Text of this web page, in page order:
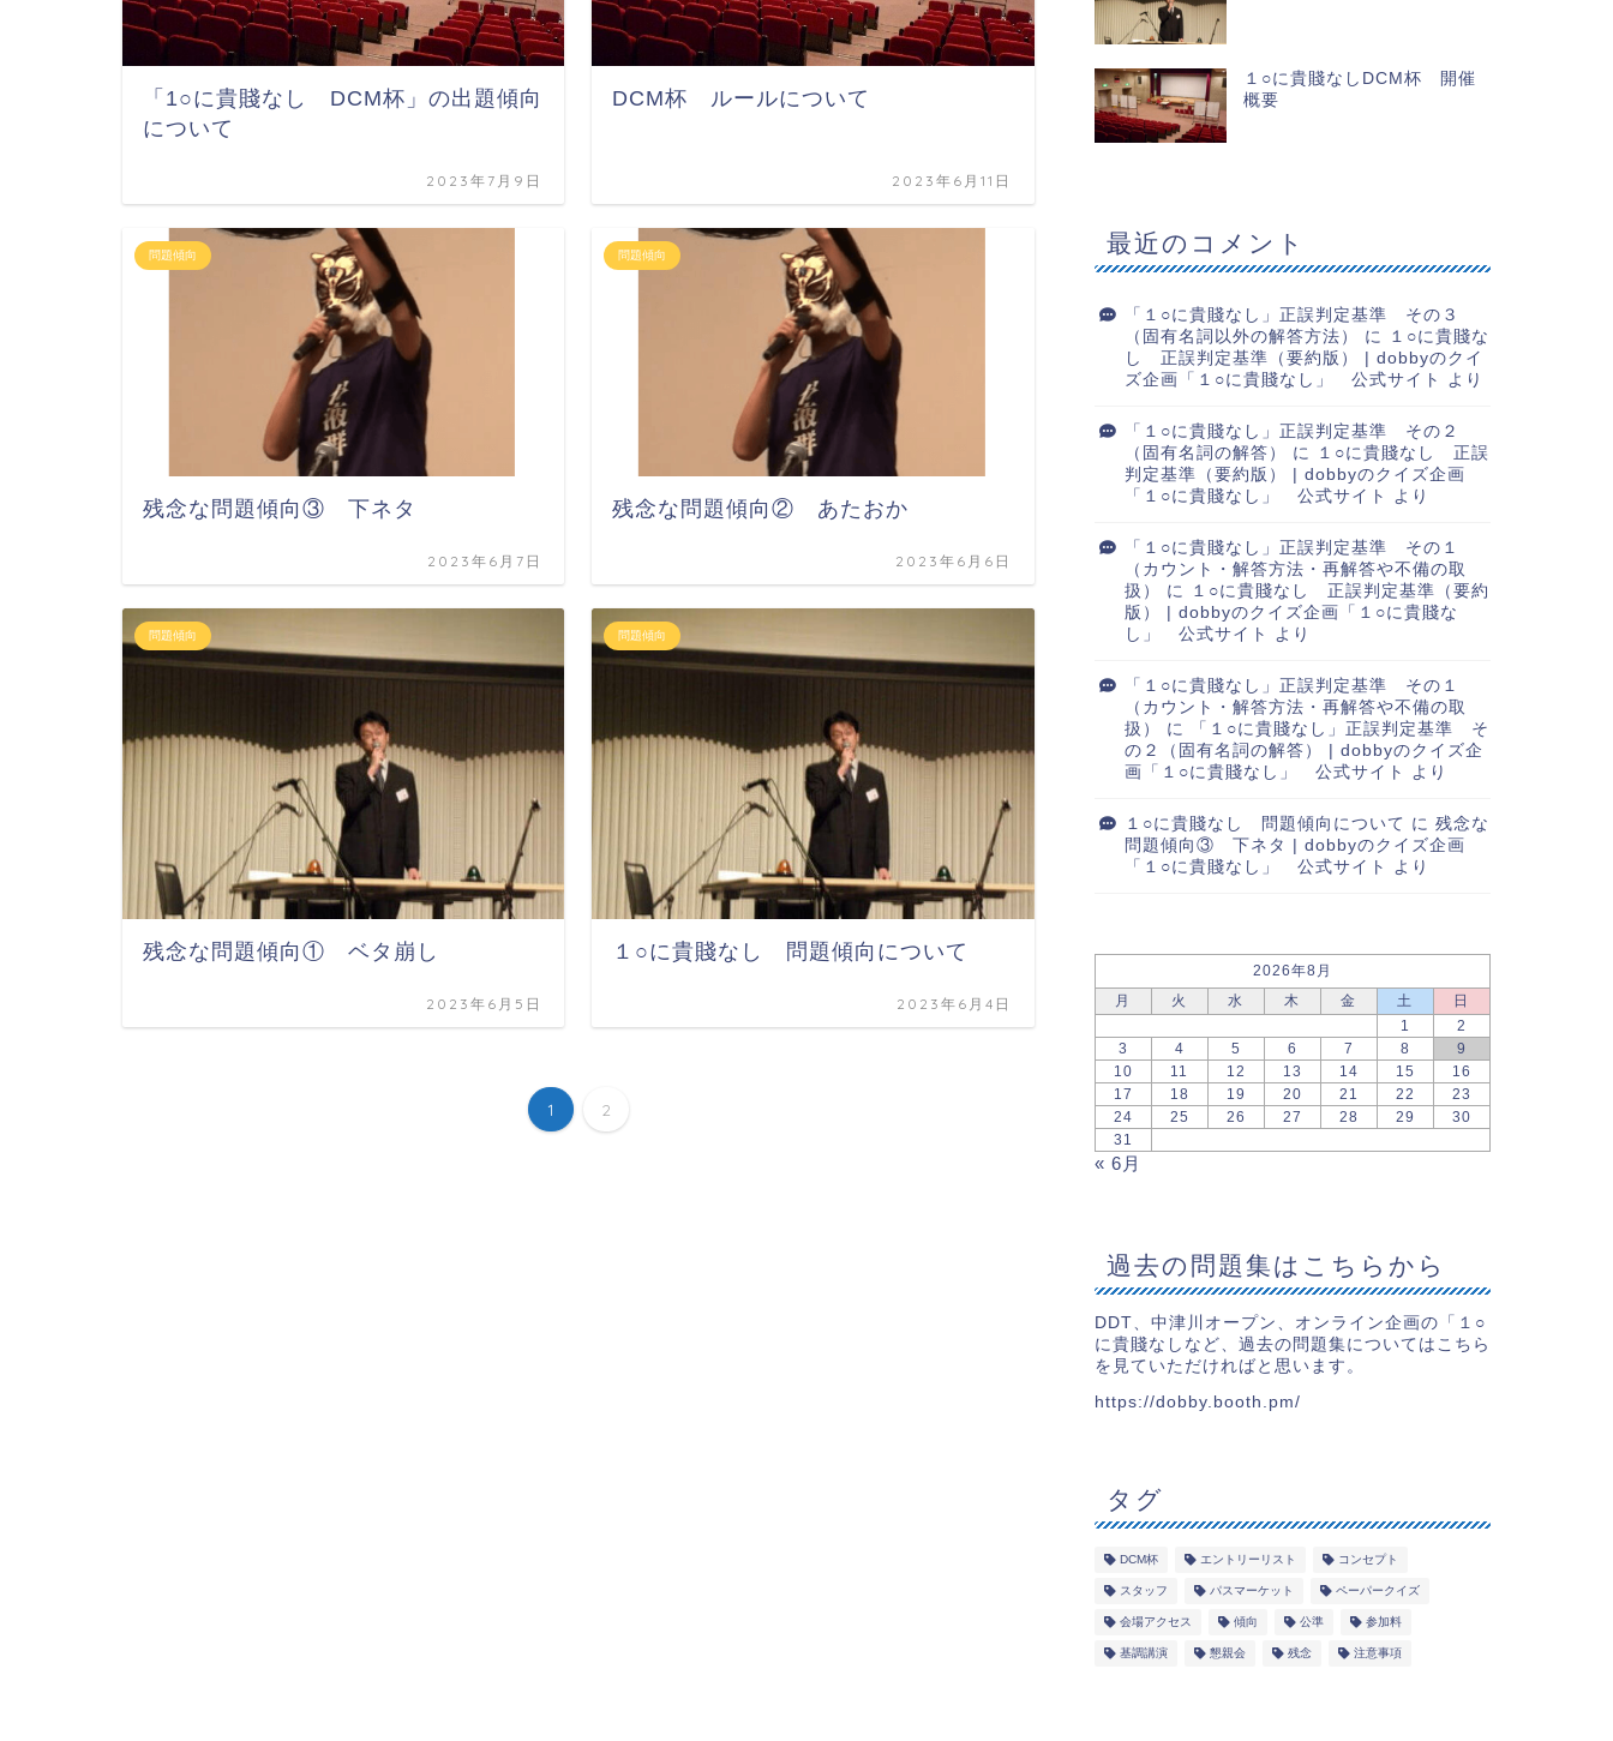
「1○に貴賤なし DCM杯」の出題傾向
について
2023年7月9日
DCM杯 ルールについて
2023年6月11日
問題傾向
残念な問題傾向③ 下ネタ
2023年6月7日
問題傾向
残念な問題傾向② あたおか
2023年6月6日
問題傾向
残念な問題傾向① ベタ崩し
2023年6月5日
問題傾向
１○に貴賤なし 問題傾向について
2023年6月4日
1 2
１○に貴賤なしDCM杯 開催
概要
最近のコメント
「１○に貴賤なし」正誤判定基準 その３
（固有名詞以外の解答方法）
に
１○に貴賤な
し 正誤判定基準（要約版） | dobbyのクイ
ズ企画「１○に貴賤なし」 公式サイト
より
「１○に貴賤なし」正誤判定基準 その２
（固有名詞の解答）
に
１○に貴賤なし 正誤
判定基準（要約版） | dobbyのクイズ企画
「１○に貴賤なし」 公式サイト
より
「１○に貴賤なし」正誤判定基準 その１
（カウント・解答方法・再解答や不備の取
扱）
に
１○に貴賤なし 正誤判定基準（要約
版） | dobbyのクイズ企画「１○に貴賤な
し」 公式サイト
より
「１○に貴賤なし」正誤判定基準 その１
（カウント・解答方法・再解答や不備の取
扱）
に
「１○に貴賤なし」正誤判定基準 そ
の２（固有名詞の解答） | dobbyのクイズ企
画「１○に貴賤なし」 公式サイト
より
１○に貴賤なし 問題傾向について に 残念な
問題傾向③ 下ネタ | dobbyのクイズ企画
「１○に貴賤なし」 公式サイト
より
2026年8月
月
火 水 木 金 土
日
1
2
3
4 5 6 7 8
9
10
11 12 13 14 15
16
17
18 19 20 21 22
23
24
25 26 27 28 29
30
31
« 6月
過去の問題集はこちらから
DDT、中津川オープン、オンライン企画の「１○
に貴賤なしなど、過去の問題集についてはこちら
を見ていただければと思います。
https://dobby.booth.pm/
タグ
DCM杯 エントリーリスト コンセプト
スタッフ パスマーケット ペーパークイズ
会場アクセス 傾向 公準 参加料
基調講演 懇親会 残念 注意事項